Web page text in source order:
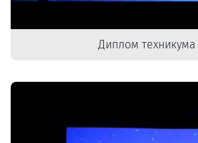
Диплом техникума